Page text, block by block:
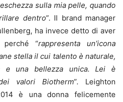
sulla mia pelle, quando
dentro”. Il brand manager
ha invece detto di aver
“rappresenta un’icona
stella il cui talento è naturale,
e una bellezza unica. Lei è
valori Biotherm”. Leighton
è una donna felicemente